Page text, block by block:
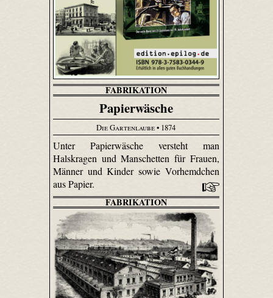
FABRIKATION
Papierwäsche
Die Gartenlaube• 1874
Unter Papierwäsche versteht man
Halskragen und Manschetten für Frauen,
Männer und Kinder sowie Vorhemdchen
aus Papier.
FABRIKATION